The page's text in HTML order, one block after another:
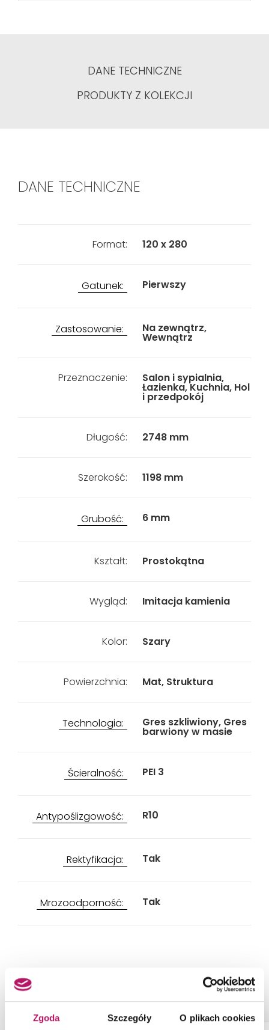
Zgoda Szczegóły O plikach cookies
DANE TECHNICZNE
PRODUKTY Z KOLEKCJI
DANE TECHNICZNE
Format: 120 x 280
Gatunek: Pierwszy
Zastosowanie: Na zewnątrz,
Wewnątrz
Przeznaczenie: Salon i sypialnia,
Łazienka, Kuchnia, Hol
i przedpokój
Długość: 2748 mm
Szerokość: 1198 mm
Grubość: 6 mm
Kształt: Prostokątna
Wygląd: Imitacja kamienia
Kolor: Szary
Powierzchnia: Mat, Struktura
Technologia: Gres szkliwiony, Gres
barwiony w masie
Ścieralność: PEI 3
Antypoślizgowość: R10
Rektyfikacja: Tak
Mrozoodporność: Tak
PRODUKTY Z KOLEKCJI